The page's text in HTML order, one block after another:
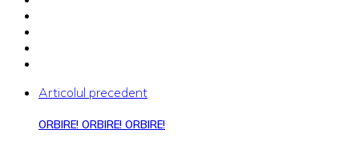
Articolul precedent
ORBIRE! ORBIRE! ORBIRE!